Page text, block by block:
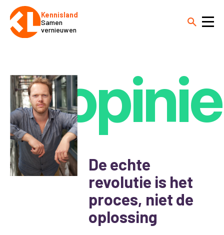
Kennisland
Samen
vernieuwen
opinie
De echte
revolutie is het
proces, niet de
oplossing